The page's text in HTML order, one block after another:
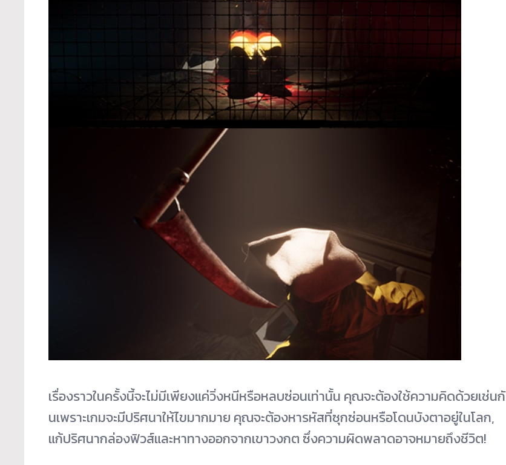
เรื่องราวในครั้งนี้จะไม่มีเพียงแค่วิ่งหนีหรือหลบซ่อนเท่านั้น คุณจะต้องใช้ความคิดด้วยเช่นกั
นเพราะเกมจะมีปริศนาให้ไขมากมาย คุณจะต้องหารหัสที่ซุกซ่อนหรือโดนบังตาอยู่ในโลก,
แก้ปริศนากล่องฟิวส์และหาทางออกจากเขาวงกต ซึ่งความผิดพลาดอาจหมายถึงชีวิต!